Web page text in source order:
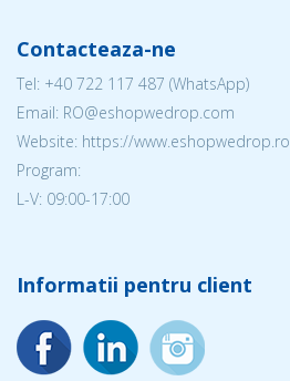
Contacteaza-ne
Tel: +40 722 117 487 (WhatsApp)
Email: RO@eshopwedrop.com
Website: https://www.eshopwedrop.ro
Program:
L-V: 09:00-17:00
Informatii pentru client